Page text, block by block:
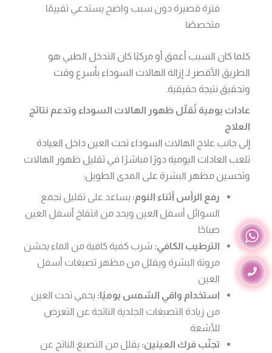
فترة قصيرة دون سبب واضح يستدعي تقييمًا
متخصصًا
كلما كان السبب أعمق أو مركبًا كان التدخل الطبي هو
الطريق الأقصر لـ إزالة الهالات السوداء بأسرع وقت
وتحقيق نتيجة حقيقية.
عادات يومية تُقلّل ظهور الهالات السوداء وتدعم نتائج
العلاج
إلى جانب علاج الهالات السوداء تحت العين داخل العيادة
تلعب العادات اليومية دورًا مباشرًا في تقليل ظهور الهالات
وتحسين مظهر البشرة على المدى الطويل:
رفع الرأس أثناء النوم: يساعد على تقليل تجمع
السوائل أسفل العين ويحد من انتفاخ أسفل العين
صباحًا
الترطيب الكافي: شرب كمية كافية من الماء يحسّن
مرونة البشرة ويقلل من مظهر تصبغات أسفل
العين
استخدام واقي الشمس يوميًا: يحمي تحت العين
من زيادة التصبغات الجلدية الناتجة عن التعرض
للأشعة
تجنّب فرك العينين: يقلل من التصبغ الناتج عن